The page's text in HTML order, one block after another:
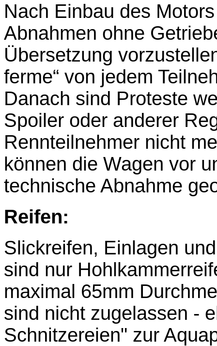
Nach Einbau des
Abnahmen ohne
Übersetzung
ferme“ von jedem
Danach sind Proteste
Spoiler oder anderer
Rennteilnehmer nicht
können die Wagen vor
technische Abnahme
Reifen:
Slickreifen, Einlagen
sind nur
maximal 65mm
sind nicht zugelassen -
Schnitzereien" zur